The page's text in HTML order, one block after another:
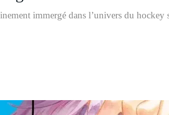
immergé dans l’univers du hockey